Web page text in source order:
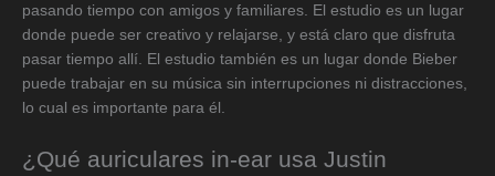
pasando tiempo con amigos y familiares. El estudio es un lugar
donde puede ser creativo y relajarse, y está claro que disfruta
pasar tiempo allí. El estudio también es un lugar donde Bieber
puede trabajar en su música sin interrupciones ni distracciones,
lo cual es importante para él.
¿Qué auriculares in-ear usa Justin